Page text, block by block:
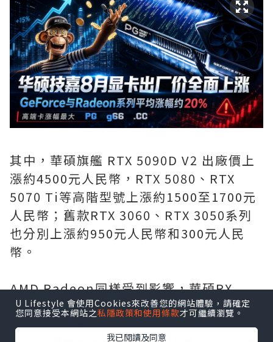
U Lifestyle 會使用Cookies來改善您的網站體驗，請確定
您同意接受本網站之私隱政策和使用條款才可繼續瀏覽。
我已閱讀及同意
其中，華碩旗艦 RTX 5090D V2 出廠價上
漲約4500元人民幣，RTX 5080、RTX
5070 Ti等高階型號上漲約1500至1700元
人民幣；舊款RTX 3060、RTX 3050系列
也分別上漲約950元人民幣和300元人民
幣。
AMD Radeon同樣受到影響，華碩RX
9070 XT上漲約1150元人民幣，RX 9060
XT上漲500至650元人民幣，RX 7650